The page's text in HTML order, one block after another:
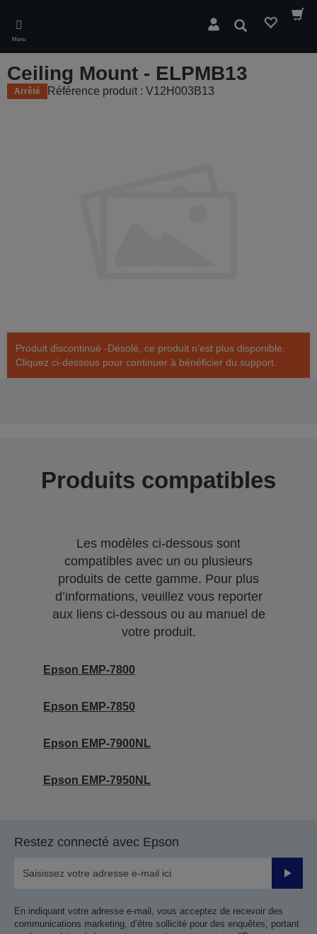
main
content
Menu
Rechercher
Ceiling Mount - ELPMB13
Arrêté Référence produit : V12H003B13
Produit discontinué -Désolé, ce produit n’est plus disponible.
Cliquez ci-dessous pour continuer à bénéficier du support.
Produits compatibles
Les modèles ci-dessous sont
compatibles avec un ou plusieurs
produits de cette gamme. Pour plus
d’informations, veuillez vous reporter
aux liens ci-dessous ou au manuel de
votre produit.
Epson EMP-7800
Epson EMP-7850
Epson EMP-7900NL
Epson EMP-7950NL
Restez connecté avec Epson
Valider
En indiquant votre adresse e-mail, vous acceptez de recevoir des
communications marketing, d’être sollicité pour des enquêtes, portant